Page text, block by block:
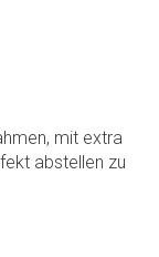
mit extra
abstellen zu